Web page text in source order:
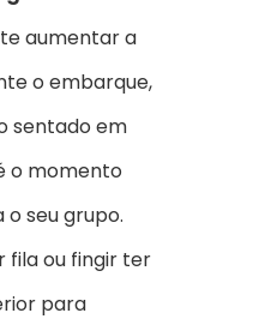
aumentar a
o embarque,
sentado em
o momento
seu grupo.
fila ou fingir ter
para